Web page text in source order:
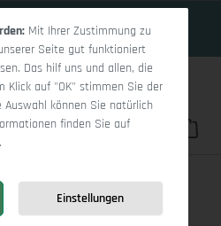
Du hast 0
Sitzer Sofa
Mit Ihrer Zustimmung zu
Seite gut funktioniert
Das hilf uns und allen, die
Klick auf "OK" stimmen Sie der
Auswahl können Sie natürlich
finden Sie auf
.
Einstellungen